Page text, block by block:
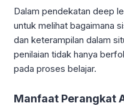
Dalam pendekatan deep
untuk melihat bagaimana
dan keterampilan dalam
penilaian tidak hanya
pada proses belajar.
Manfaat Perangkat